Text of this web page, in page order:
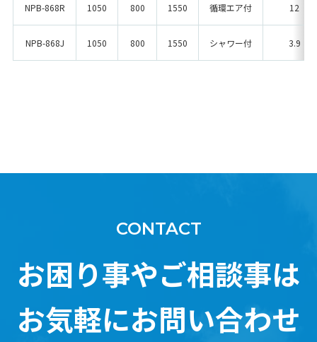
NPB-868R 1050 800 1550 循環エア付 12
NPB-868J 1050 800 1550 シャワー付 3.9
CONTACT
お困り事やご相談事は
お気軽にお問い合わせ